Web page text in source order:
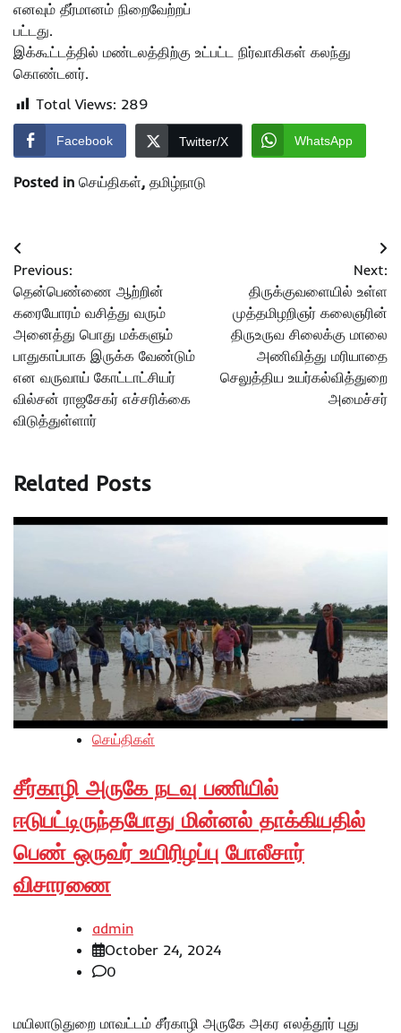
எனவும் தீர்மானம் நிறைவேற்றப்
பட்டது.
இக்கூட்டத்தில் மண்டலத்திற்கு உட்பட்ட நிர்வாகிகள் கலந்து
கொண்டனர்.
Total Views: 289
Facebook Twitter/X WhatsApp
Posted in செய்திகள், தமிழ்நாடு
Post
navigation
Previous:
தென்பெண்ணை ஆற்றின்
கரையோரம் வசித்து வரும்
அனைத்து பொது மக்களும்
பாதுகாப்பாக இருக்க வேண்டும்
என வருவாய் கோட்டாட்சியர்
வில்சன் ராஜசேகர் எச்சரிக்கை
விடுத்துள்ளார்
Next:
திருக்குவளையில் உள்ள
முத்தமிழறிஞர் கலைஞரின்
திருஉருவ சிலைக்கு மாலை
அணிவித்து மரியாதை
செலுத்திய உயர்கல்வித்துறை
அமைச்சர்
Related Posts
செய்திகள்
சீர்காழி அருகே நடவு பணியில்
ஈடுபட்டிருந்தபோது மின்னல் தாக்கியதில்
பெண் ஒருவர் உயிரிழப்பு போலீசார்
விசாரணை
admin
October 24, 2024
0
மயிலாடுதுறை மாவட்டம் சீர்காழி அருகே அகர எலத்தூர் புது